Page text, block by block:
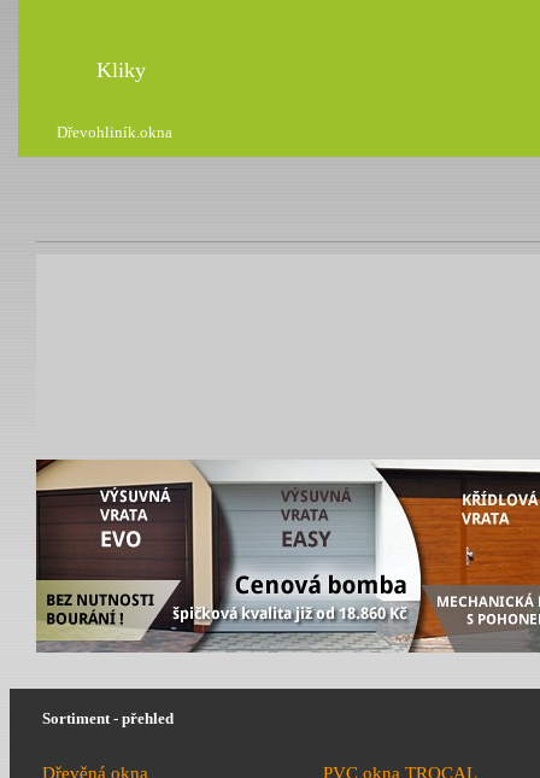
Kliky
Dřevohliník.okna
Sortiment - přehled
Dřevěná okna
PVC okna TROCAL